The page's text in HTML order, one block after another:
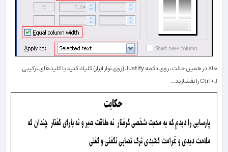
حالا در همین حالت، روی دكمهJustify(روی نوار ابزار) كلیك كنید یا كلیدهای تركیبی
Ctrl+Jرا بفشارید...